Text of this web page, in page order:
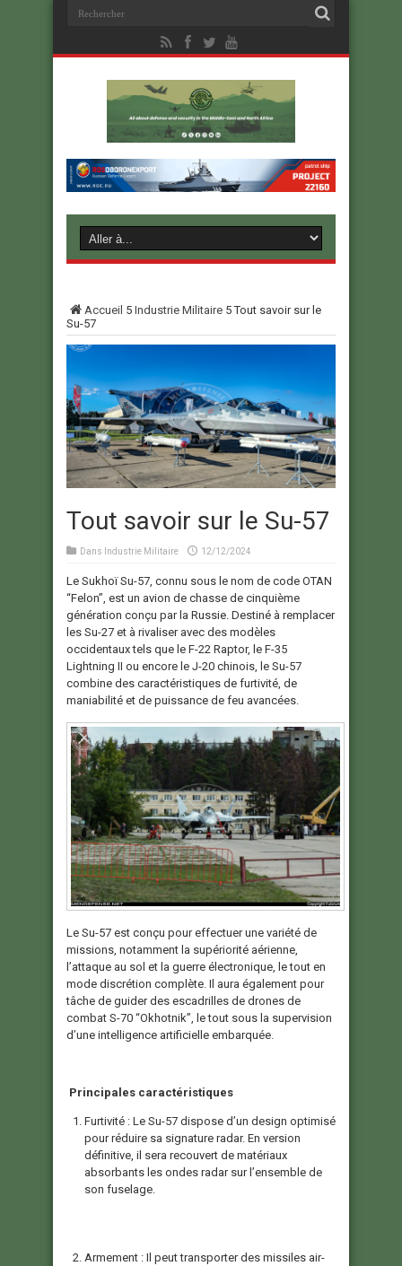
Accueil 5 Industrie Militaire 5Tout savoir sur le
Su-57
Tout savoir sur le Su-57
Dans Industrie Militaire 12/12/2024
Le Sukhoï Su-57, connu sous le nom de code OTAN
“Felon”, est un avion de chasse de cinquième
génération conçu par la Russie. Destiné à remplacer
les Su-27 et à rivaliser avec des modèles
occidentaux tels que le F-22 Raptor, le F-35
Lightning II ou encore le J-20 chinois, le Su-57
combine des caractéristiques de furtivité, de
maniabilité et de puissance de feu avancées.
Le Su-57 est conçu pour effectuer une variété de
missions, notamment la supériorité aérienne,
l’attaque au sol et la guerre électronique, le tout en
mode discrétion complète. Il aura également pour
tâche de guider des escadrilles de drones de
combat S-70 “Okhotnik”, le tout sous la supervision
d’une intelligence artificielle embarquée.
Principales caractéristiques
Furtivité : Le Su-57 dispose d’un design optimisé
pour réduire sa signature radar. En version
définitive, il sera recouvert de matériaux
absorbants les ondes radar sur l’ensemble de
son fuselage.
Armement : Il peut transporter des missiles air-